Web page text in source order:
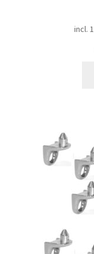
incl.